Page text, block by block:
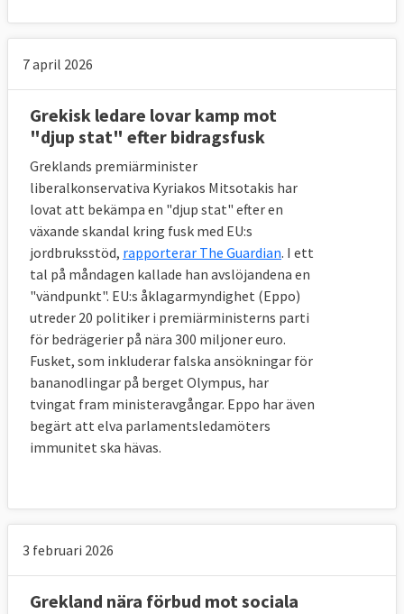
7 april 2026
Grekisk ledare lovar kamp mot
"djup stat" efter bidragsfusk
Greklands premiärminister
liberalkonservativa Kyriakos Mitsotakis har
lovat att bekämpa en "djup stat" efter en
växande skandal kring fusk med EU:s
jordbruksstöd, rapporterar The Guardian. I ett
tal på måndagen kallade han avslöjandena en
"vändpunkt". EU:s åklagarmyndighet (Eppo)
utreder 20 politiker i premiärministerns parti
för bedrägerier på nära 300 miljoner euro.
Fusket, som inkluderar falska ansökningar för
bananodlingar på berget Olympus, har
tvingat fram ministeravgångar. Eppo har även
begärt att elva parlamentsledamöters
immunitet ska hävas.
3 februari 2026
Grekland nära förbud mot sociala